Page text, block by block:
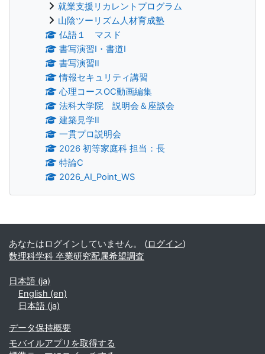
就業支援リカレントプログラム
山陰ツーリズム人材育成塾
仏語１ マスド
書写演習Ⅰ・書道Ⅰ
書写演習Ⅱ
情報セキュリティ講習
心理コースOC動画編集
法科大学院 説明会＆座談会
建築見学Ⅱ
一貫プロ説明会
2026 初等家庭科 担当：長
特論C
2026_AI_Point_WS
補助ブロック
あなたはログインしていません。 (ログイン)
数理科学科 卒業研究配属希望調査
日本語 ‎(ja)‎
English ‎(en)‎
日本語 ‎(ja)‎
データ保持概要
モバイルアプリを取得する